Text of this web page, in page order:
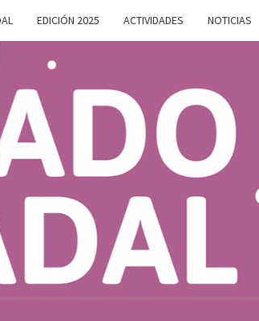
EDICIÓN 2025 ACTIVIDADES NOTICIAS
DE
De
5 De
En